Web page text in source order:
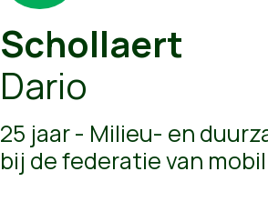
Schollaert
Dario
25 jaar - Milieu- en
bij de federatie van